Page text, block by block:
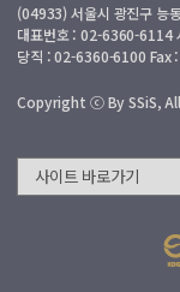
(04933) 서울시 광진구 능
대표번호 : 02-6360-6114
당직 : 02-6360-6100 Fax
Copyright ⓒ By SSiS,